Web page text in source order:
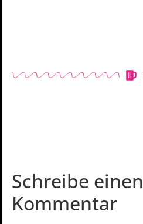
Schreibe einen
Kommentar